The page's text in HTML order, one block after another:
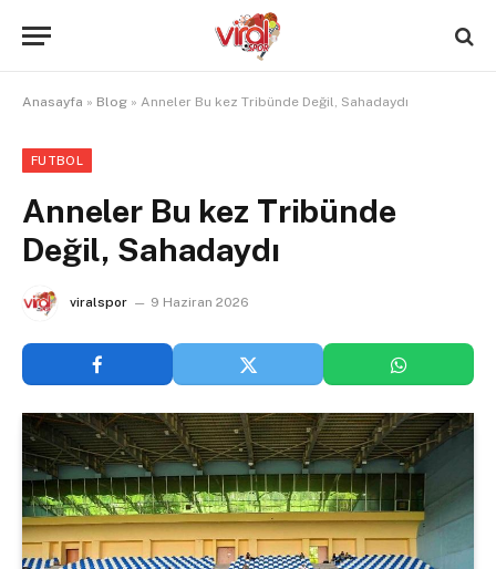
Anasayfa » Blog » Anneler Bu kez Tribünde Değil, Sahadaydı
FUTBOL
Anneler Bu kez Tribünde
Değil, Sahadaydı
viralspor 9 Haziran 2026